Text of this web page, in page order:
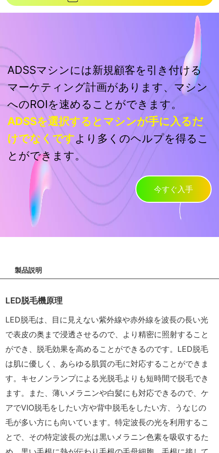
ADSSマシンには新規顧客を引き付ける
マーケティング計画があります、マシン
へのROIを速めることができます。
ADSSを選択するとマシンが手に入るだ
けでなくですより多くのヘルプを得るこ
とができます。
今すぐ入手
製品説明
LED脱毛機原理
LED脱毛は、目に見えない紫外線や赤外線を波長の長い光
で表皮の奥まで浸透させるので、より精密に照射すること
ができ、脱毛効果を高めることができるのです。LED脱毛
は肌に優しく、あらゆる肌質の毛に対応することができま
す。キセノンランプによる光脱毛よりも短時間で脱毛でき
ます。また、薄いメラニンや白髪にも対応できるので、ケ
アでVIO脱毛をしたい方や背中脱毛をしたい方、うなじの
毛が多い方にも向いています。特定波長の光を利用するこ
とで、その特定波長の光は黒いメラニン色素を吸収するた